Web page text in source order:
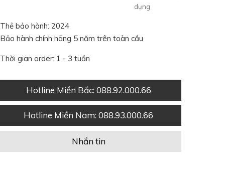
dụng
Thẻ bảo hành: 2024
Bảo hành chính hãng 5 năm trên toàn cầu
Thời gian order: 1 - 3 tuần
Hotline Miền Bắc: 088.92.000.66
Hotline Miền Nam: 088.93.000.66
Nhắn tin